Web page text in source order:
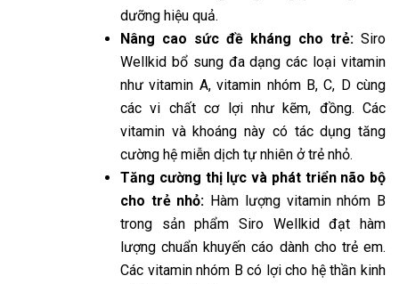
dưỡng hiệu quả.
Nâng cao sức đề kháng cho trẻ: Siro
Wellkid bổ sung đa dạng các loại vitamin
như vitamin A, vitamin nhóm B, C, D cùng
các vi chất cơ lợi như kẽm, đồng. Các
vitamin và khoáng này có tác dụng tăng
cường hệ miễn dịch tự nhiên ở trẻ nhỏ.
Tăng cường thị lực và phát triển não bộ
cho trẻ nhỏ: Hàm lượng vitamin nhóm B
trong sản phẩm Siro Wellkid đạt hàm
lượng chuẩn khuyến cáo dành cho trẻ em.
Các vitamin nhóm B có lợi cho hệ thần kinh